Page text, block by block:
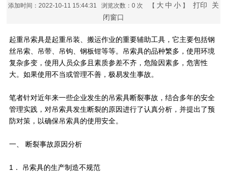
添加时间：2022-10-11 15:44:31 浏览次数： 0 次 【 大 中 小】 打印
关
闭窗口
起重吊索具是起重吊装、搬运作业的重要辅助工具，它主要包括钢
丝吊索、吊带、吊钩、钢板钳等等。吊索具的品种繁多，使用环境
复杂多变，使用人员众多且素质参差不齐，危险因素多，危害性
大。如果使用不当或管理不善，极易发生事故。
笔者针对近年来一些企业发生的吊索具断裂事故，结合多年的安全
管理实践，对吊索具发生断裂的原因进行了认真分析，并提出了预
防对策，以确保吊索具的使用安全。
一、 断裂事故原因分析
1． 吊索具的生产制造不规范